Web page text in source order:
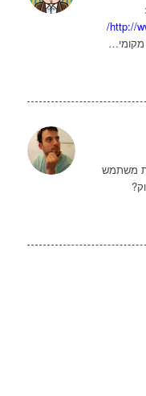
http://
משתמש